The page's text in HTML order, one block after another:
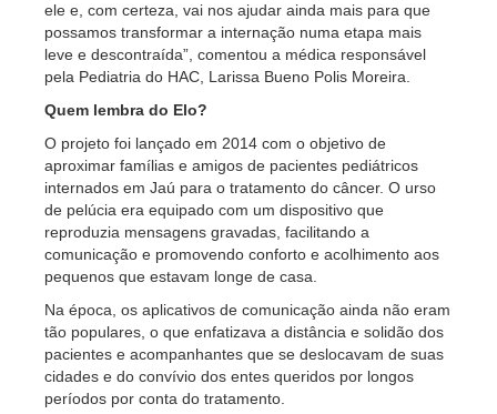
ele e, com certeza, vai nos ajudar ainda mais para que
possamos transformar a internação numa etapa mais
leve e descontraída”, comentou a médica responsável
pela Pediatria do HAC, Larissa Bueno Polis Moreira.
Quem lembra do Elo?
O projeto foi lançado em 2014 com o objetivo de
aproximar famílias e amigos de pacientes pediátricos
internados em Jaú para o tratamento do câncer. O urso
de pelúcia era equipado com um dispositivo que
reproduzia mensagens gravadas, facilitando a
comunicação e promovendo conforto e acolhimento aos
pequenos que estavam longe de casa.
Na época, os aplicativos de comunicação ainda não eram
tão populares, o que enfatizava a distância e solidão dos
pacientes e acompanhantes que se deslocavam de suas
cidades e do convívio dos entes queridos por longos
períodos por conta do tratamento.